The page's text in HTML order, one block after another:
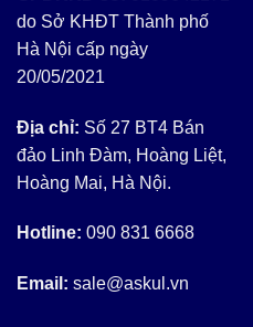
do Sở KHĐT Thành phố
Hà Nội cấp ngày
20/05/2021
Địa chỉ: Số 27 BT4 Bán
đảo Linh Đàm, Hoàng Liệt,
Hoàng Mai, Hà Nội.
Hotline: 090 831 6668
Email: sale@askul.vn